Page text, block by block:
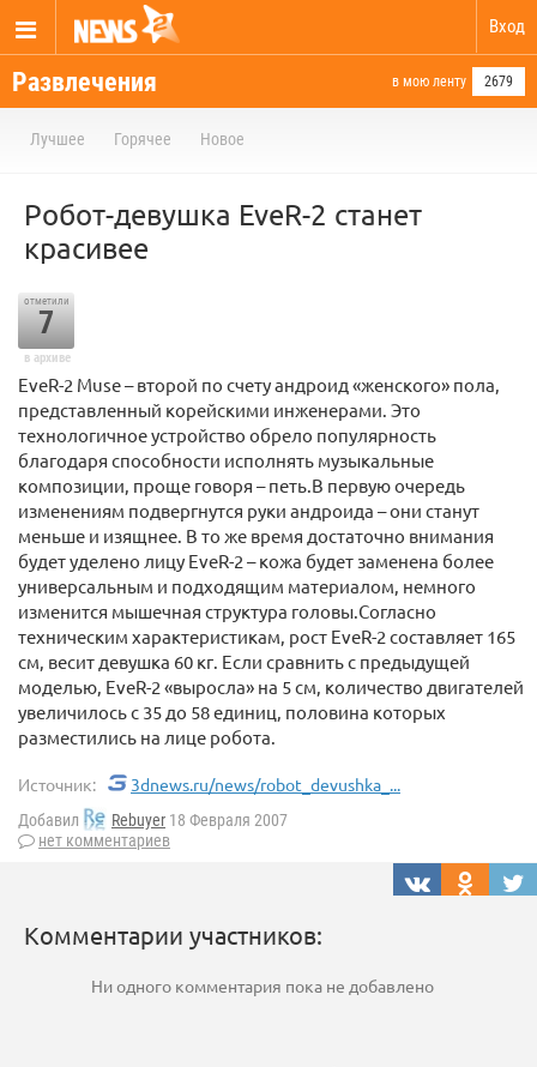
Вход
Развлечения в мою ленту 2679
Лучшее Горячее Новое
Робот-девушка EveR-2 станет
красивее
отметили
7
в архиве
EveR-2 Muse – второй по счету андроид «женского» пола,
представленный корейскими инженерами. Это
технологичное устройство обрело популярность
благодаря способности исполнять музыкальные
композиции, проще говоря – петь.В первую очередь
изменениям подвергнутся руки андроида – они станут
меньше и изящнее. В то же время достаточно внимания
будет уделено лицу EveR-2 – кожа будет заменена более
универсальным и подходящим материалом, немного
изменится мышечная структура головы.Согласно
техническим характеристикам, рост EveR-2 составляет 165
см, весит девушка 60 кг. Если сравнить с предыдущей
моделью, EveR-2 «выросла» на 5 см, количество двигателей
увеличилось с 35 до 58 единиц, половина которых
разместились на лице робота.
Источник: 3dnews.ru/news/robot_devushka_...
Добавил Rebuyer 18 Февраля 2007
нет комментариев
Комментарии участников:
Ни одного комментария пока не добавлено